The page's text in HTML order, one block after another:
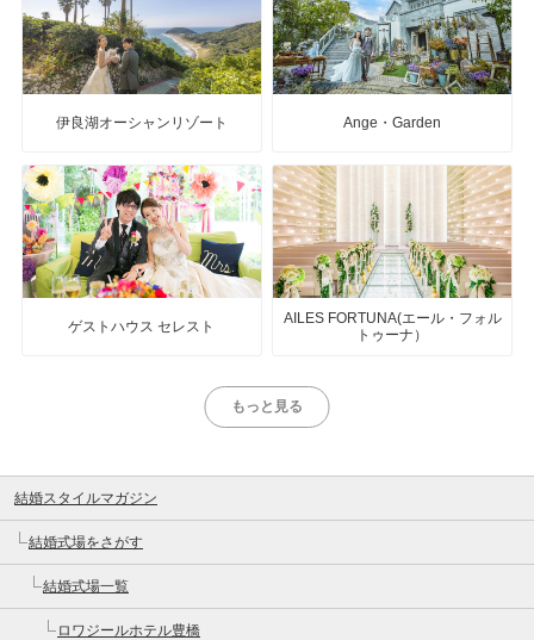
伊良湖オーシャンリゾート Ange・Garden
ゲストハウス セレスト
AILES FORTUNA(エール・フォル
トゥーナ）
もっと見る
結婚スタイルマガジン
結婚式場をさがす
結婚式場一覧
ロワジールホテル豊橋